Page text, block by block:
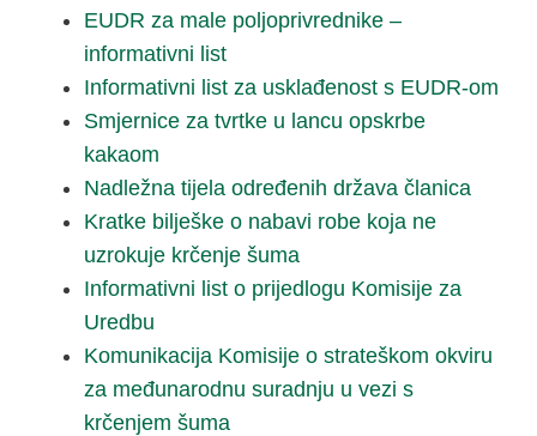
EUDR za male poljoprivrednike –
informativni list
Informativni list za usklađenost s EUDR-om
Smjernice za tvrtke u lancu opskrbe
kakaom
Nadležna tijela određenih država članica
Kratke bilješke o nabavi robe koja ne
uzrokuje krčenje šuma
Informativni list o prijedlogu Komisije za
Uredbu
Komunikacija Komisije o strateškom okviru
za međunarodnu suradnju u vezi s
krčenjem šuma